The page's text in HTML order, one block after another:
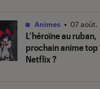
L’héroïne au ruban,
prochain anime top
Netflix ?
Animes • 07 août.